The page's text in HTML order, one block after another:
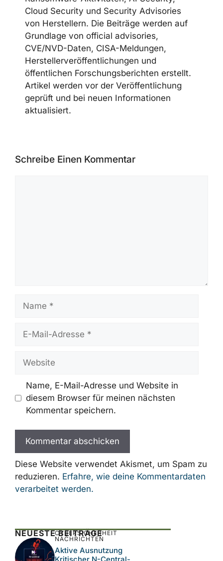
Telegram
LinkedIn
Discord
CYBERSECUREFOX EDITORIAL
TEAM
Die CyberSecureFox-Redaktion berichtet
über Cybersecurity-News,
von Herstellern. Die Beiträge werden auf
Name
E-
Mail-
Adresse
Website
diesem Browser für meinen nächsten
Kommentar speichern.